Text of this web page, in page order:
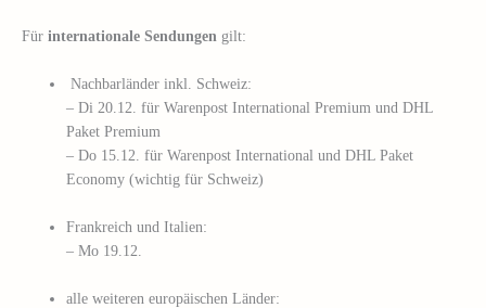
Für internationale Sendungen gilt:
Nachbarländer inkl. Schweiz:
– Di 20.12. für Warenpost International Premium und DHL
Paket Premium
– Do 15.12. für Warenpost International und DHL Paket
Economy (wichtig für Schweiz)
Frankreich und Italien:
– Mo 19.12.
alle weiteren europäischen Länder: